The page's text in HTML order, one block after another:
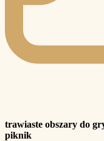
trawiaste obszary do
piknik